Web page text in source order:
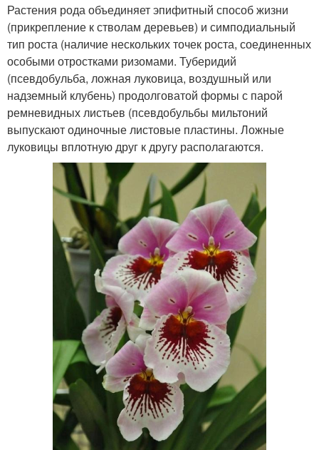
Растения рода объединяет эпифитный способ жизни
(прикрепление к стволам деревьев) и симподиальный
тип роста (наличие нескольких точек роста, соединенных
особыми отростками ризомами. Туберидий
(псевдобульба, ложная луковица, воздушный или
надземный клубень) продолговатой формы с парой
ремневидных листьев (псевдобульбы мильтоний
выпускают одиночные листовые пластины. Ложные
луковицы вплотную друг к другу располагаются.